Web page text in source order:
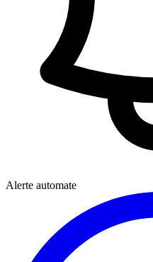
Alerte automate